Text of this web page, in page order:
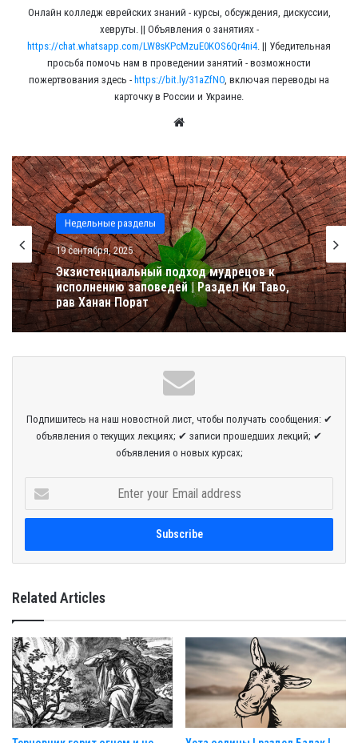
Онлайн колледж еврейских знаний - курсы, обсуждения, дискуссии,
хевруты. || Объявления о занятиях -
https://chat.whatsapp.com/LW8sKPcMzuE0KOS6Qr4ni4. || Убедительная
просьба помочь нам в проведении занятий - возможности
пожертвования здесь - https://bit.ly/31aZfNO, включая переводы на
карточку в России и Украине.
e
Недельные разделы
19 сентября, 2025
Экзистенциальный подход мудрецов к
исполнению заповедей | Раздел Ки Таво,
рав Ханан Порат
Подпишитесь на наш новостной лист, чтобы получать сообщения: ✔
объявления о текущих лекциях; ✔ записи прошедших лекций; ✔
объявления о новых курсах;
t
r
u
r
E
m
a
i
l
a
d
Related Articles